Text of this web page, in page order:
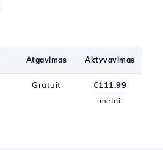
Atgavimas Aktyvavimas
Gratuit €111.99
metai